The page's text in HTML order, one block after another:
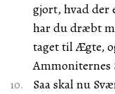
gjort, hvad der
har du dræbt
taget til Ægte,
Ammoniternes
Saa skal nu